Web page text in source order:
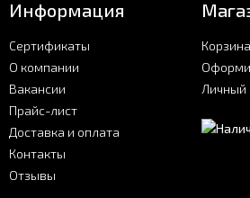
Информация
Сертификаты
О компании
Вакансии
Прайс-лист
Доставка и оплата
Контакты
Отзывы
Корзина
Личный